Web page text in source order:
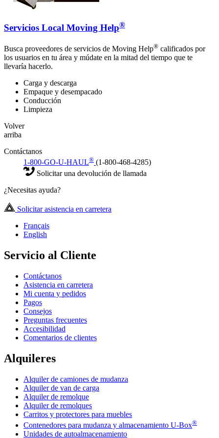
Servicios Local Moving Help®
Busca proveedores de servicios de Moving Help® calificados por
los usuarios en tu área y múdate en la mitad del tiempo que te
llevaría hacerlo.
Carga y descarga
Empaque y desempacado
Conducción
Limpieza
Volver
arriba
Contáctanos
1-800-GO-U-HAUL® (1-800-468-4285)
Solicitar una devolución de llamada
¿Necesitas ayuda?
Solicitar asistencia en carretera
Français
English
Servicio al Cliente
Contáctanos
Asistencia en carretera
Mi cuenta y pedidos
Pagos
Consejos
Preguntas frecuentes
Accesibilidad
Comentarios de clientes
Alquileres
Alquiler de camiones de mudanza
Alquiler de van de carga
Alquiler de remolque
Alquiler de remolques
Carritos y protectores para muebles
Contenedores para mudanza y almacenamiento U-Box®
Unidades de autoalmacenamiento